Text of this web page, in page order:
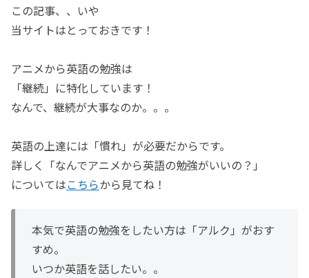
この記事、、いや
当サイトはとっておきです！
アニメから英語の勉強は
「継続」に特化しています！
なんで、継続が大事なのか。。。
英語の上達には「慣れ」が必要だからです。
詳しく「なんでアニメから英語の勉強がいいの？」
についてはこちらから見てね！
本気で英語の勉強をしたい方は「アルク」がおす
すめ。
いつか英語を話したい。。